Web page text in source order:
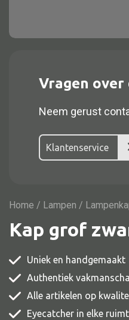
Alle kasten
Dressoir
Nachtkast
Vitrine
TV meubel
Comode
Vragen
Neem gerust
Klantenservice
Home / Lampen /
Kap grof
Uniek en handgemaakt
Authentiek
Alle artikelen op
Eyecatcher in elke